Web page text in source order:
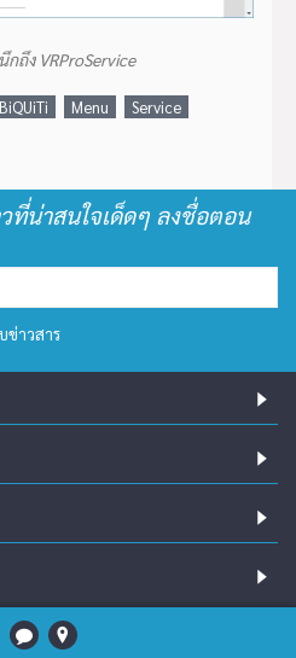
ถึง VRProService
Menu
Service
ที่น่าสนใจเด็ดๆ ลงชื่อตอน
ข่าวสาร